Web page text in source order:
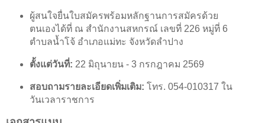
ผู้สนใจยื่นใบสมัครพร้อมหลักฐานการสมัครด้วย
ตนเองได้ที่ ณ สำนักงานสหกรณ์ เลขที่ 226 หมู่ที่ 6
ตำบลน้ำโจ้ อำเภอแม่ทะ จังหวัดลำปาง
ตั้งแต่วันที่: 22 มิถุนายน - 3 กรกฎาคม 2569
สอบถามรายละเอียดเพิ่มเติม: โทร. 054-010317 ใน
วันเวลาราชการ